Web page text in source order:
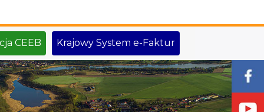
CEEB Krajowy System e-Faktur